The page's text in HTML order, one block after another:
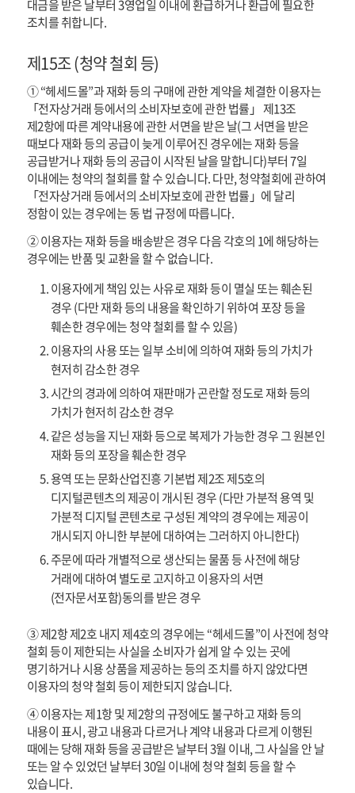
대금을 받은 날부터 3영업일 이내에 환급하거나 환급에 필요한
조치를 취합니다.
제15조 (청약 철회 등)
① “헤세드몰”과 재화 등의 구매에 관한 계약을 체결한 이용자는
「전자상거래 등에서의 소비자보호에 관한 법률」 제13조
제2항에 따른 계약내용에 관한 서면을 받은 날(그 서면을 받은
때보다 재화 등의 공급이 늦게 이루어진 경우에는 재화 등을
공급받거나 재화 등의 공급이 시작된 날을 말합니다)부터 7일
이내에는 청약의 철회를 할 수 있습니다. 다만, 청약철회에 관하여
「전자상거래 등에서의 소비자보호에 관한 법률」에 달리
정함이 있는 경우에는 동 법 규정에 따릅니다.
② 이용자는 재화 등을 배송받은 경우 다음 각호의 1에 해당하는
경우에는 반품 및 교환을 할 수 없습니다.
이용자에게 책임 있는 사유로 재화 등이 멸실 또는 훼손된
경우 (다만 재화 등의 내용을 확인하기 위하여 포장 등을
훼손한 경우에는 청약 철회를 할 수 있음)
이용자의 사용 또는 일부 소비에 의하여 재화 등의 가치가
현저히 감소한 경우
시간의 경과에 의하여 재판매가 곤란할 정도로 재화 등의
가치가 현저히 감소한 경우
같은 성능을 지닌 재화 등으로 복제가 가능한 경우 그 원본인
재화 등의 포장을 훼손한 경우
용역 또는 문화산업진흥 기본법 제2조 제5호의
디지털콘텐츠의 제공이 개시된 경우 (다만 가분적 용역 및
가분적 디지털 콘텐츠로 구성된 계약의 경우에는 제공이
개시되지 아니한 부분에 대하여는 그러하지 아니한다)
주문에 따라 개별적으로 생산되는 물품 등 사전에 해당
거래에 대하여 별도로 고지하고 이용자의 서면
(전자문서포함)동의를 받은 경우
③ 제2항 제2호 내지 제4호의 경우에는 “헤세드몰”이 사전에 청약
철회 등이 제한되는 사실을 소비자가 쉽게 알 수 있는 곳에
명기하거나 시용 상품을 제공하는 등의 조치를 하지 않았다면
이용자의 청약 철회 등이 제한되지 않습니다.
④ 이용자는 제1항 및 제2항의 규정에도 불구하고 재화 등의
내용이 표시, 광고 내용과 다르거나 계약 내용과 다르게 이행된
때에는 당해 재화 등을 공급받은 날부터 3월 이내, 그 사실을 안 날
또는 알 수 있었던 날부터 30일 이내에 청약 철회 등을 할 수
있습니다.